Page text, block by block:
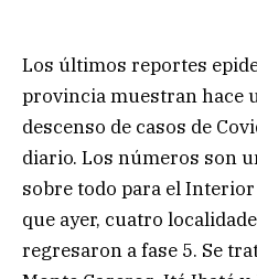
Los últimos reportes
provincia muestran hace
descenso de casos de
diario. Los números son
sobre todo para el
que ayer, cuatro
regresaron a fase 5. Se